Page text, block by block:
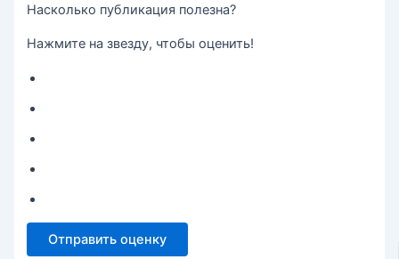
Насколько публикация полезна?
Нажмите на звезду, чтобы оценить!
Отправить оценку